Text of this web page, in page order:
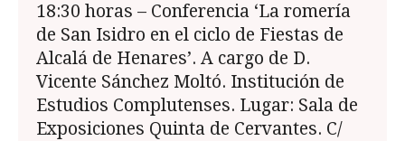
18:30 horas – Conferencia ‘La romería
de San Isidro en el ciclo de Fiestas de
Alcalá de Henares’. A cargo de D.
Vicente Sánchez Moltó. Institución de
Estudios Complutenses. Lugar: Sala de
Exposiciones Quinta de Cervantes. C/